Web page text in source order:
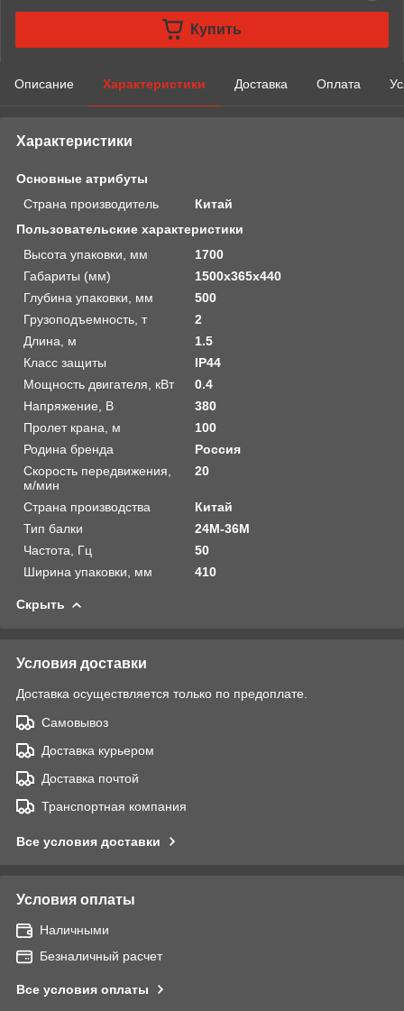
Купить
Описание Характеристики Доставка Оплата
Характеристики
Основные атрибуты
Страна производитель
Китай
Пользовательские характеристики
Высота упаковки, мм
1700
Габариты (мм)
1500x365x440
Глубина упаковки, мм
500
Грузоподъемность, т
2
Длина, м
1.5
Класс защиты
IP44
Мощность двигателя, кВт
0.4
Напряжение, В
380
Пролет крана, м
100
Родина бренда
Россия
Скорость передвижения,
м/мин
20
Страна производства
Китай
Тип балки
24М-36М
Частота, Гц
50
Ширина упаковки, мм
410
Скрыть
Условия доставки
Доставка осуществляется только по предоплате.
Самовывоз
Доставка курьером
Доставка почтой
Транспортная компания
Все условия доставки
Условия оплаты
Наличными
Безналичный расчет
Все условия оплаты